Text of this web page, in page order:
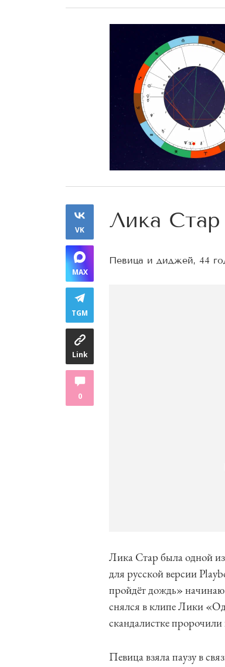
VK
MAX
TGM
Link
0
Лика Стар
Певица и диджей, 44
Лика Стар была одной
для русской версии
пройдёт дождь»
снялся в клипе Лики
скандалистке
Певица взяла паузу в